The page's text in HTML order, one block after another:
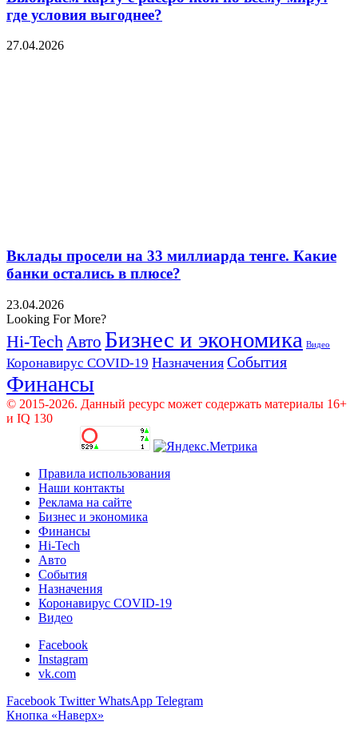
где условия выгоднее?
27.04.2026
Вклады просели на 33 миллиарда тенге. Какие
банки остались в плюсе?
23.04.2026
Looking For More?
Hi-Tech Авто Бизнес и экономика Видео
Коронавирус COVID-19 Назначения События
Финансы
© 2015-2026. Данный ресурс может содержать материалы 16+
и IQ 130
Правила использования
Наши контакты
Реклама на сайте
Бизнес и экономика
Финансы
Hi-Tech
Авто
События
Назначения
Коронавирус COVID-19
Видео
Facebook
Instagram
vk.com
Facebook Twitter WhatsApp Telegram
Кнопка «Наверх»